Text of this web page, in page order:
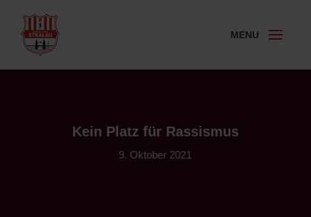
Kein Platz für Rassismus
9. Oktober 2021